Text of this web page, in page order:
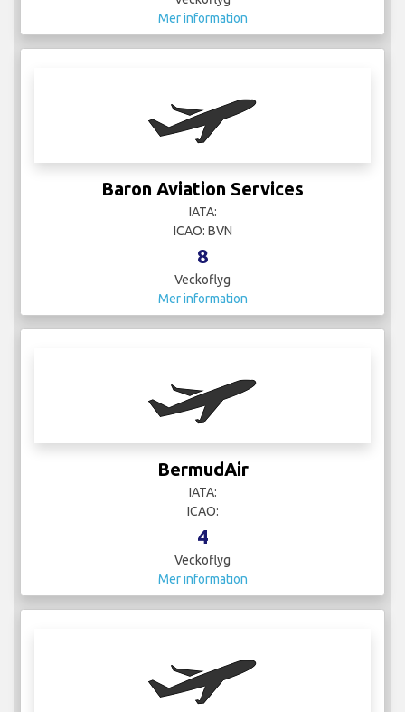
Mer information
Baron Aviation Services
IATA:
ICAO: BVN
8
Veckoflyg
Mer information
BermudAir
IATA:
ICAO:
4
Veckoflyg
Mer information